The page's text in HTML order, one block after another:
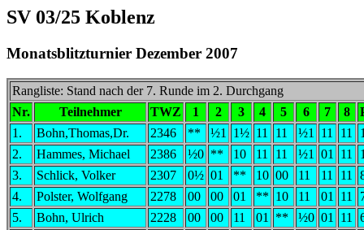
SV 03/25 Koblenz
Monatsblitzturnier Dezember 2007
Rangliste: Stand nach der 7. Runde im 2. Durchgang
Nr.
Teilnehmer TWZ 1 2 3 4 5 6 7 8
1.
Bohn,Thomas,Dr. 2346 ** ½1 1½ 11 11 ½1 11 11
2.
Hammes, Michael 2386 ½0 ** 10 11 11 ½1 01 11
3.
Schlick, Volker 2307 0½ 01 ** 10 00 11 11 11
4.
Polster, Wolfgang 2278 00 00 01 ** 10 11 01 11
5.
Bohn, Ulrich 2228 00 00 11 01 ** ½0 01 11